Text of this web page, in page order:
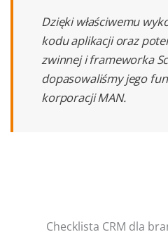
Dzięki właściwemu
kodu aplikacji oraz
zwinnej i frameworka
dopasowaliśmy jego
korporacji MAN.
Checklista CRM dla